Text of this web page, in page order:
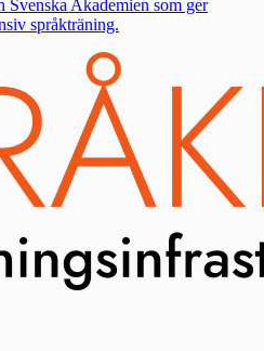
Svenska Akademien som ger
språkträning.